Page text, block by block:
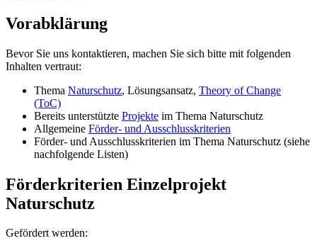
Vorabklärung
Bevor Sie uns kon­tak­tie­ren, machen Sie sich bitte mit fol­gen­den
Inhal­ten ver­traut:
Thema Natur­schutz, Lösungs­an­satz, Theory of Change
(ToC)
Bereits unter­stützte Pro­jekte im Thema Natur­schutz
All­ge­meine För­der- und Aus­schluss­kri­te­rien
För­der- und Aus­schluss­kri­te­rien im Thema Natur­schutz (siehe
nach­fol­gende Lis­ten)
Förderkriterien Einzelprojekt
Naturschutz
Geför­dert wer­den: